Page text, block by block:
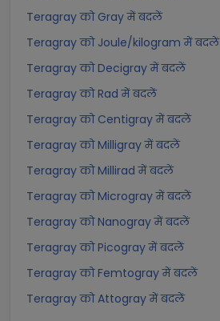
Teragray को Gray में बदलें
Teragray को Joule/kilogram में बदलें
Teragray को Decigray में बदलें
Teragray को Rad में बदलें
Teragray को Centigray में बदलें
Teragray को Milligray में बदलें
Teragray को Millirad में बदलें
Teragray को Microgray में बदलें
Teragray को Nanogray में बदलें
Teragray को Picogray में बदलें
Teragray को Femtogray में बदलें
Teragray को Attogray में बदलें